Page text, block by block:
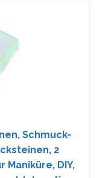
Schmuck-
2
DIY,